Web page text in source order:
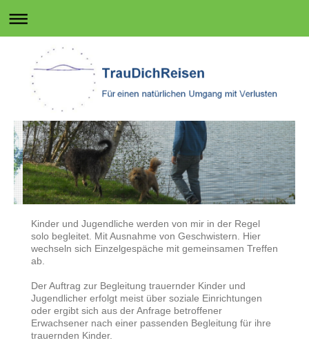
Kinder und Jugendliche werden von mir in der Regel
solo begleitet. Mit Ausnahme von Geschwistern. Hier
wechseln sich Einzelgespäche mit gemeinsamen Treffen
ab.
Der Auftrag zur Begleitung trauernder Kinder und
Jugendlicher erfolgt meist über soziale Einrichtungen
oder ergibt sich aus der Anfrage betroffener
Erwachsener nach einer passenden Begleitung für ihre
trauernden Kinder.